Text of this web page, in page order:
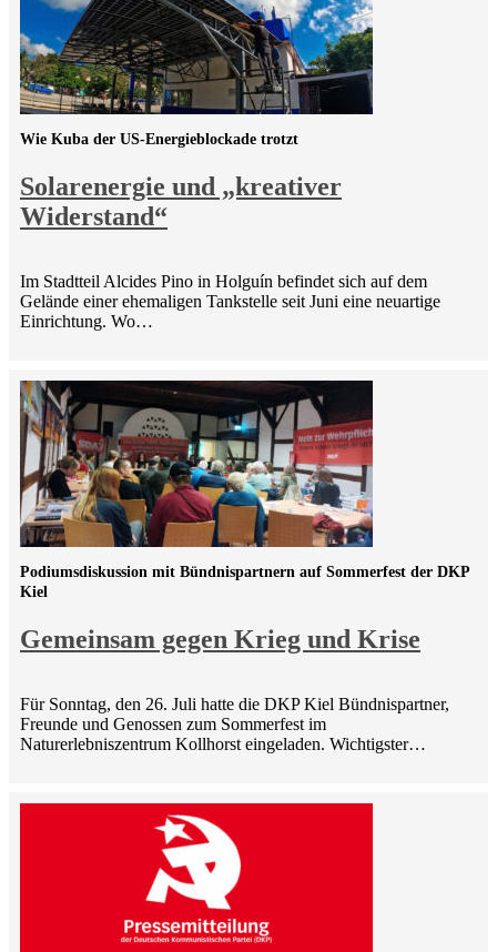
Solarenergie und „kreativer
Widerstand“
Wie Kuba der US-Energieblockade trotzt
Im Stadtteil Alcides Pino in Holguín befindet sich auf dem
Gelände einer ehemaligen Tankstelle seit Juni eine neuartige
Einrichtung. Wo…
Gemeinsam gegen Krieg und Krise
Podiumsdiskussion mit Bündnispartnern auf Sommerfest der DKP
Kiel
Für Sonntag, den 26. Juli hatte die DKP Kiel Bündnispartner,
Freunde und Genossen zum Sommerfest im
Naturerlebniszentrum Kollhorst eingeladen. Wichtigster…